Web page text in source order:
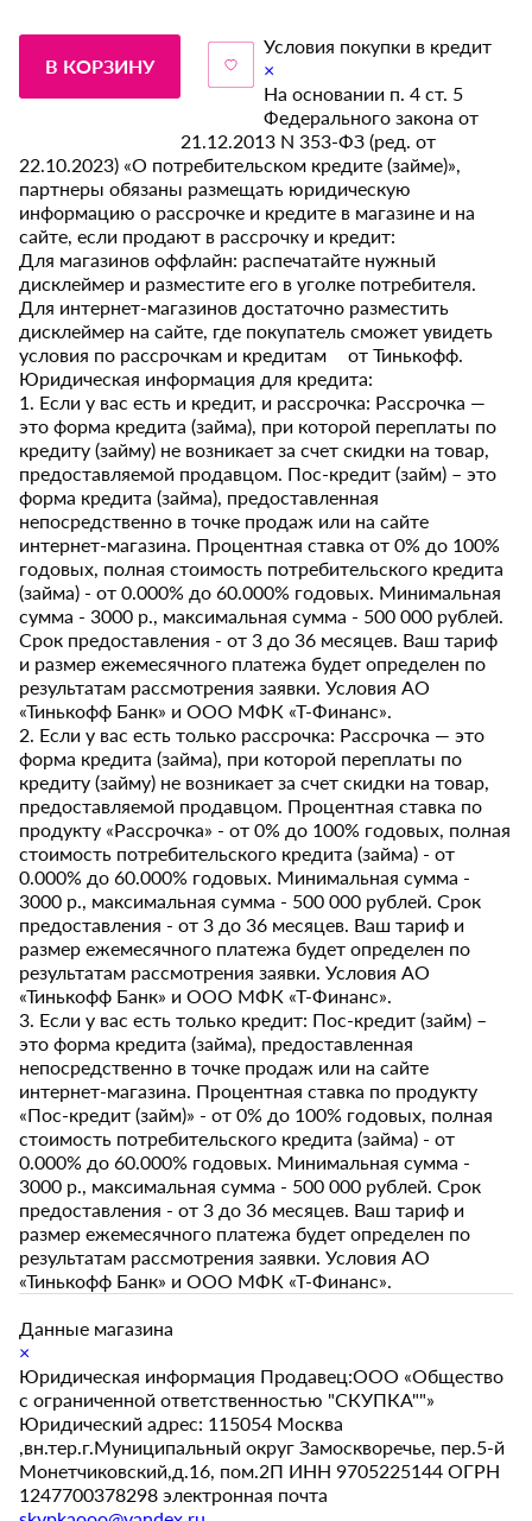
В КОРЗИНУ
Условия покупки в кредит
×
На основании п. 4 ст. 5
Федерального закона от
21.12.2013 N 353-ФЗ (ред. от
22.10.2023) «О потребительском кредите (займе)»,
партнеры обязаны размещать юридическую
информацию о рассрочке и кредите в магазине и на
сайте, если продают в рассрочку и кредит:
Для магазинов оффлайн: распечатайте нужный
дисклеймер и разместите его в уголке потребителя.
Для интернет-магазинов достаточно разместить
дисклеймер на сайте, где покупатель сможет увидеть
условия по рассрочкам и кредитам от Тинькофф.
Юридическая информация для кредита:
1. Если у вас есть и кредит, и рассрочка: Рассрочка —
это форма кредита (займа), при которой переплаты по
кредиту (займу) не возникает за счет скидки на товар,
предоставляемой продавцом. Пос-кредит (займ) – это
форма кредита (займа), предоставленная
непосредственно в точке продаж или на сайте
интернет-магазина. Процентная ставка от 0% до 100%
годовых, полная стоимость потребительского кредита
(займа) - от 0.000% до 60.000% годовых. Минимальная
сумма - 3000 р., максимальная сумма - 500 000 рублей.
Срок предоставления - от 3 до 36 месяцев. Ваш тариф
и размер ежемесячного платежа будет определен по
результатам рассмотрения заявки. Условия АО
«Тинькофф Банк» и ООО МФК «Т-Финанс».
2. Если у вас есть только рассрочка: Рассрочка — это
форма кредита (займа), при которой переплаты по
кредиту (займу) не возникает за счет скидки на товар,
предоставляемой продавцом. Процентная ставка по
продукту «Рассрочка» - от 0% до 100% годовых, полная
стоимость потребительского кредита (займа) - от
0.000% до 60.000% годовых. Минимальная сумма -
3000 р., максимальная сумма - 500 000 рублей. Срок
предоставления - от 3 до 36 месяцев. Ваш тариф и
размер ежемесячного платежа будет определен по
результатам рассмотрения заявки. Условия АО
«Тинькофф Банк» и ООО МФК «Т-Финанс».
3. Если у вас есть только кредит: Пос-кредит (займ) –
это форма кредита (займа), предоставленная
непосредственно в точке продаж или на сайте
интернет-магазина. Процентная ставка по продукту
«Пос-кредит (займ)» - от 0% до 100% годовых, полная
стоимость потребительского кредита (займа) - от
0.000% до 60.000% годовых. Минимальная сумма -
3000 р., максимальная сумма - 500 000 рублей. Срок
предоставления - от 3 до 36 месяцев. Ваш тариф и
размер ежемесячного платежа будет определен по
результатам рассмотрения заявки. Условия АО
«Тинькофф Банк» и ООО МФК «Т-Финанс».
Данные магазина
×
Юридическая информация Продавец:ООО «Общество
с ограниченной ответственностью "СКУПКА""»
Юридический адрес: 115054 Москва
,вн.тер.г.Муниципальный округ Замоскворечье, пер.5-й
Монетчиковский,д.16, пом.2П ИНН 9705225144 ОГРН
1247700378298 электронная почта